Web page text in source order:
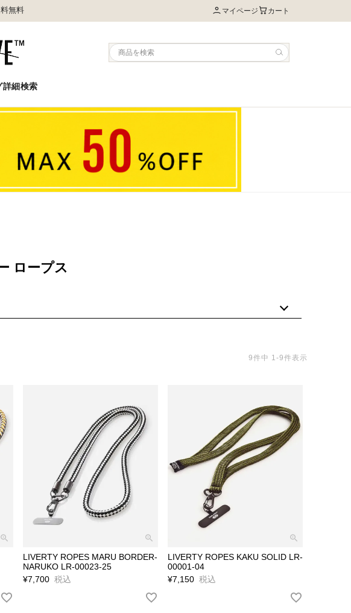
無料 マイページ カート
詳細検索
ロープス
術、文化、機能を現代のスタイルに合わせて携帯ストラップショルダーをリ
ていくブランドである。
9件中 1-9件表示
LIVERTY ROPES MARU BORDER-
NARUKO LR-00023-25
¥7,700 税込
LIVERTY ROPES KAKU SOLID LR-
00001-04
¥7,150 税込